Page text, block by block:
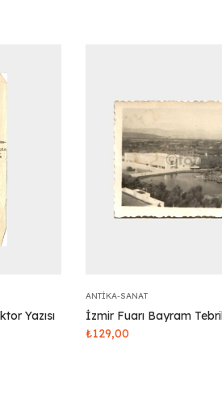
Yazısı
ANTIKA-SANAT
İzmir Fuarı Bayram
₺129,00